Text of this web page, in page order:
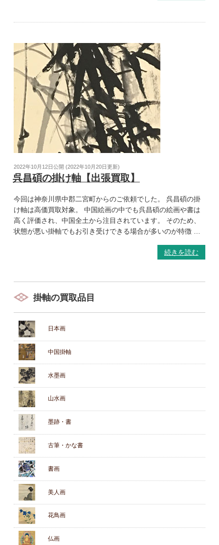
2022年10月12日公開 (2022年10月20日更新)
呉昌碩の掛け軸【出張買取】
今回は神奈川県中郡二宮町からのご依頼でした。 呉昌碩の掛
け軸は高価買取対象。 中国絵画の中でも呉昌碩の絵画や書は
高く評価され、中国全土から注目されています。 そのため、
状態が悪い掛軸でもお引き受けできる場合が多いのが特徴 …
続きを読む
掛軸の買取品目
日本画
中国掛軸
水墨画
山水画
墨跡・書
古筆・かな書
書画
美人画
花鳥画
仏画